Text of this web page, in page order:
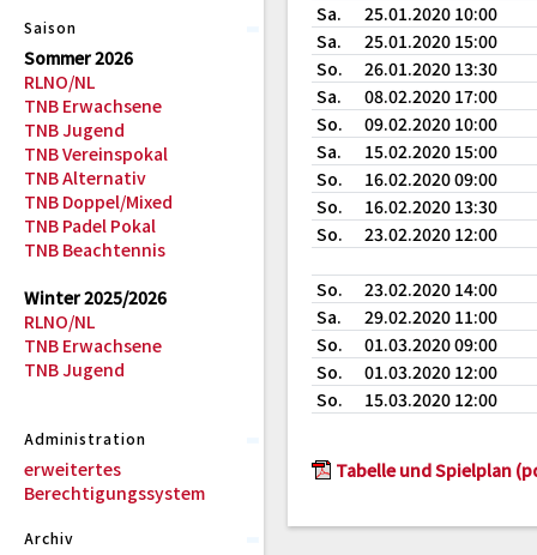
Saison
Sommer 2026
RLNO/NL
TNB Erwachsene
TNB Jugend
TNB Vereinspokal
TNB Alternativ
TNB Doppel/Mixed
TNB Padel Pokal
TNB Beachtennis
Winter 2025/2026
RLNO/NL
TNB Erwachsene
TNB Jugend
Administration
erweitertes
Berechtigungssystem
Archiv
Sa.
25.01.2020 10:00
Sa.
25.01.2020 15:00
So.
26.01.2020 13:30
Sa.
08.02.2020 17:00
So.
09.02.2020 10:00
Sa.
15.02.2020 15:00
So.
16.02.2020 09:00
So.
16.02.2020 13:30
So.
23.02.2020 12:00
So.
23.02.2020 14:00
Sa.
29.02.2020 11:00
So.
01.03.2020 09:00
So.
01.03.2020 12:00
So.
15.03.2020 12:00
Tabelle und Spielplan